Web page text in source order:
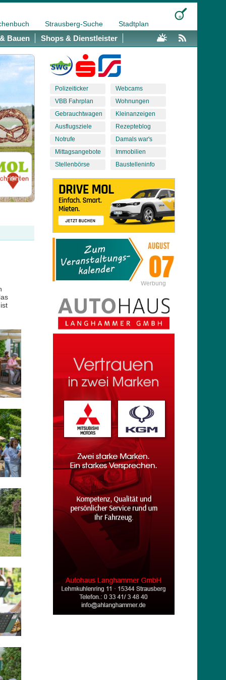
Strausberg-Suche Stadtplan
Bauen Shops & Dienstleister
Polizeiticker
VBB Fahrplan
Gebrauchtwagen
Ausflugsziele
Notrufe
Mittagsangebote
Stellenbörse
Webcams
Wohnungen
Kleinanzeigen
Rezepteblog
Damals war's
Immobilien
Baustelleninfo
Werbung